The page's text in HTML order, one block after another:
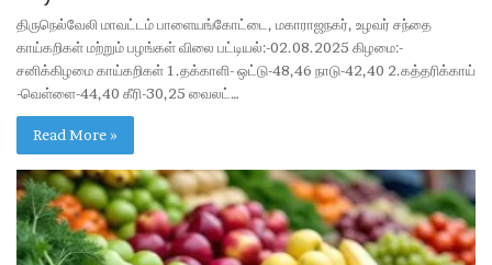
திருநெல்வேலி மாவட்டம் பாளையங்கோட்டை, மகாராஜநகர், உழவர் சந்தை
காய்கறிகள் மற்றும் பழங்கள் விலை பட்டியல்:-02.08.2025 கிழமை:-
சனிக்கிழமை காய்கறிகள் 1.தக்காளி- ஒட்டு-48,46 நாடு-42,40 2.கத்தரிக்காய்
-வெள்ளை-44,40 கீரி-30,25 வைலட்…
Read More »